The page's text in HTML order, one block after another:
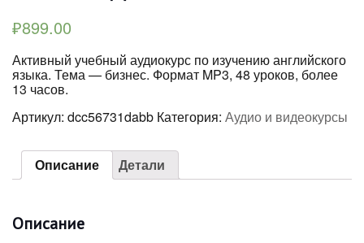
₽899.00
Активный учебный аудиокурс по изучению английского
языка. Тема — бизнес. Формат MP3, 48 уроков, более
13 часов.
Артикул: dcc56731dabb Категория: Аудио и видеокурсы
Описание Детали
Описание